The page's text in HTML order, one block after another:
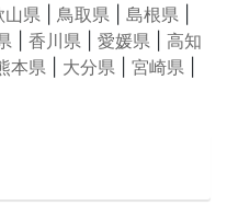
山県 鳥取県 島根県
香川県 愛媛県
高知
本県 大分県 宮崎県